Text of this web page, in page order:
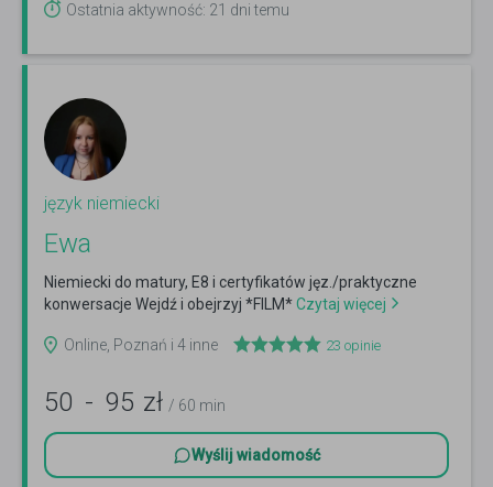
Ostatnia aktywność: 21 dni temu
język niemiecki
Ewa
Niemiecki do matury, E8 i certyfikatów jęz./praktyczne
konwersacje Wejdź i obejrzyj *FILM*Czytaj więcej
Online, Poznań i 4 inne 23 opinie
50 - 95 zł / 60 min
Wyślij wiadomość